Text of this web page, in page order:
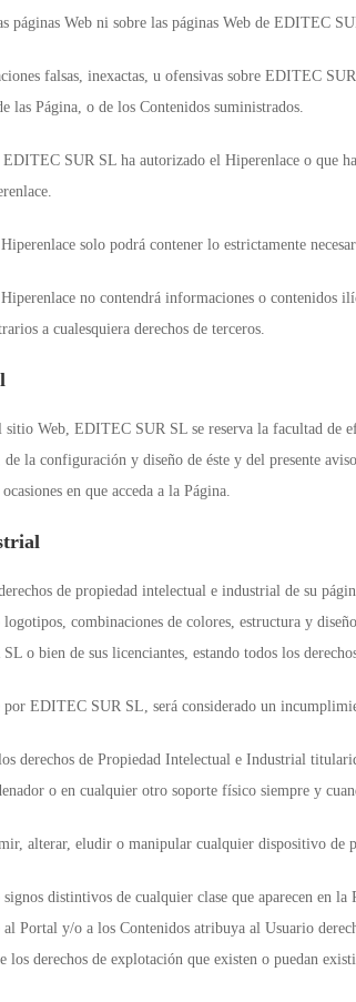
páginas Web ni sobre las páginas Web de EDITEC
falsas, inexactas, u ofensivas sobre EDITEC
las Página, o de los Contenidos suministrados.
EDITEC SUR SL ha autorizado el Hiperenlace o que
solo podrá contener lo estrictamente
no contendrá informaciones o
a cualesquiera derechos de terceros.
Web, EDITEC SUR SL se reserva la facultad de
la configuración y diseño de éste y del presente
en que acceda a la Página.
de propiedad intelectual e industrial de su
combinaciones de colores, estructura y
o bien de sus licenciantes, estando todos los
EDITEC SUR SL, será considerado un
derechos de Propiedad Intelectual e Industrial
o en cualquier otro soporte físico siempre y
alterar, eludir o manipular cualquier dispositivo
distintivos de cualquier clase que aparecen en
al Portal y/o a los Contenidos atribuya al Usuario
los derechos de explotación que existen o puedan